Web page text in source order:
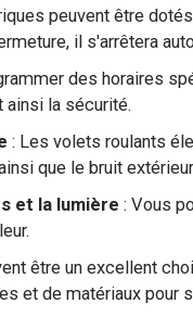
peuvent être
il s'arrêtera
des horaires
ainsi la sécurité.
: Les volets roulants
que le bruit
et la lumière : Vous
être un excellent
et de matériaux pour